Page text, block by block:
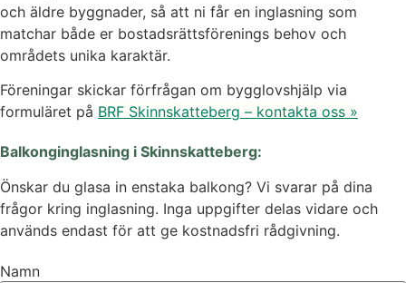
och äldre byggnader, så att ni får en inglasning som
matchar både er bostadsrättsförenings behov och
områdets unika karaktär.
Föreningar skickar förfrågan om bygglovshjälp via
formuläret på BRF Skinnskatteberg – kontakta oss »
Balkonginglasning i Skinnskatteberg:
Önskar du glasa in enstaka balkong? Vi svarar på dina
frågor kring inglasning. Inga uppgifter delas vidare och
används endast för att ge kostnadsfri rådgivning.
Namn